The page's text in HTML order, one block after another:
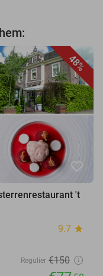
48%
favorite_border
't
9.7 star
Regulier €150